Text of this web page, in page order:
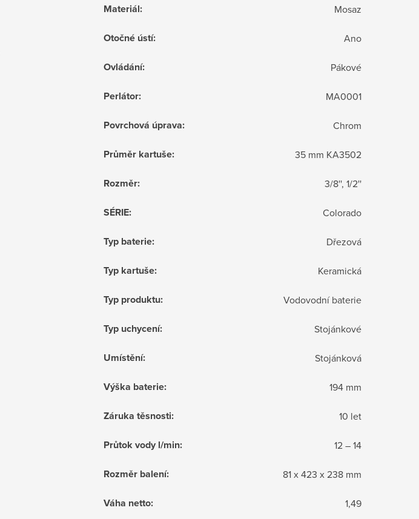
Materiál: Mosaz
Otočné ústí: Ano
Ovládání: Pákové
Perlátor: MA0001
Povrchová úprava: Chrom
Průměr kartuše: 35 mm KA3502
Rozměr: 3/8'', 1/2''
SÉRIE: Colorado
Typ baterie: Dřezová
Typ kartuše: Keramická
Typ produktu: Vodovodní baterie
Typ uchycení: Stojánkové
Umístění: Stojánková
Výška baterie: 194 mm
Záruka těsnosti: 10 let
Průtok vody l/min: 12 – 14
Rozměr balení: 81 x 423 x 238 mm
Váha netto: 1,49